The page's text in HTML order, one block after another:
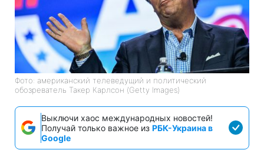
Фото: американский телеведущий и политический
обозреватель Такер Карлсон (Getty Images)
Выключи хаос международных новостей!
Получай только важное из РБК-Украина в
Google